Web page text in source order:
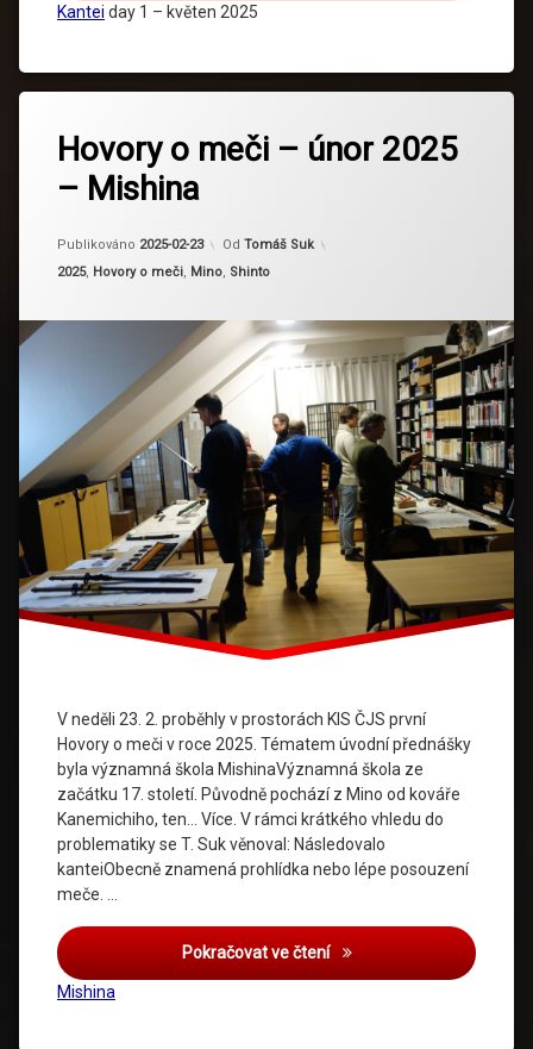
Kantei day 1 – květen 2025
Hovory o meči – únor 2025
– Mishina
Publikováno 2025-02-23
Aktualizováno
Od Tomáš Suk
Kategorie:
2025, Hovory o meči, Mino, Shinto
V neděli 23. 2. proběhly v prostorách KIS ČJS první
Hovory o meči v roce 2025. Tématem úvodní přednášky
byla významná škola MishinaVýznamná škola ze
začátku 17. století. Původně pochází z Mino od kováře
Kanemichiho, ten… Více. V rámci krátkého vhledu do
problematiky se T. Suk věnoval: Následovalo
kanteiObecně znamená prohlídka nebo lépe posouzení
meče. …
Pokračovat ve čteníHovory o meči – únor
Mishina
Daido
Kanemichi
Mishina
Yoshimichi